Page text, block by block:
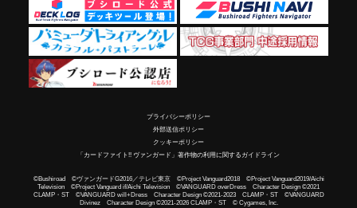
プライバシーポリシー
外部送信ポリシー
クッキーポリシー
「カードファイト!! ヴァンガード」著作物の利用に関するガイドライン
©Bushiroad ©ヴァンガードG2016／テレビ東京 ©Project Vanguard2018 ©Project Vanguard2019/Aichi
Television ©Project Vanguard if/Aichi Television ©VANGUARD overDress Character Design ©2021
CLAMP・ST ©VANGUARD will+Dress Character Design ©2021-2023 CLAMP・ST ©VANGUARD
Divinez Character Design ©2021-2026 CLAMP・ST © Cygames, Inc.